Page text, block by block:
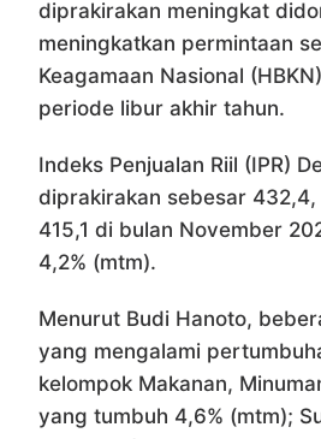
diprakirakan meningkat
meningkatkan permintaan
Keagamaan Nasional
periode libur akhir tahun.
Indeks Penjualan Riil (IPR)
diprakirakan sebesar
415,1 di bulan November
4,2% (mtm).
Menurut Budi Hanoto,
yang mengalami
kelompok Makanan,
yang tumbuh 4,6% (mtm);